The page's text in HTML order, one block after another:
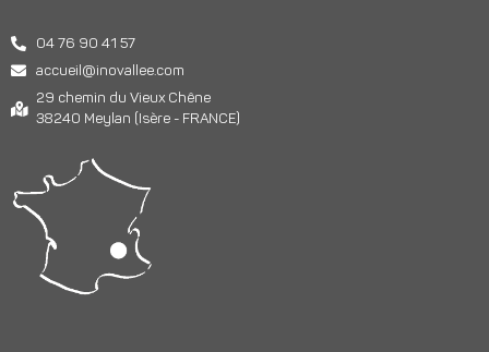
04 76 90 41 57
accueil@inovallee.com
29 chemin du Vieux Chêne
38240 Meylan (Isère - FRANCE)